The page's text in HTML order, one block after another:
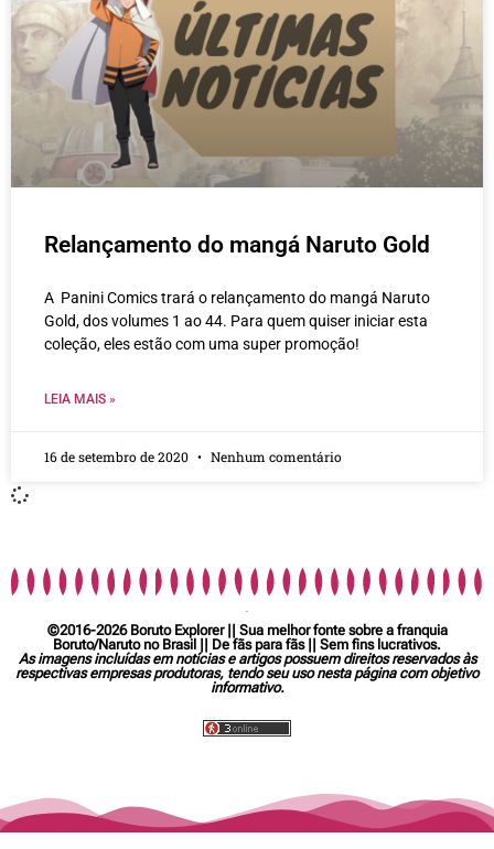
Relançamento do mangá Naruto Gold
A Panini Comics trará o relançamento do mangá Naruto
Gold, dos volumes 1 ao 44. Para quem quiser iniciar esta
coleção, eles estão com uma super promoção!
LEIA MAIS »
16 de setembro de 2020 Nenhum comentário
©2016-2026 Boruto Explorer || Sua melhor fonte sobre a franquia
Boruto/Naruto no Brasil || De fãs para fãs || Sem fins lucrativos.
As imagens incluídas em notícias e artigos possuem direitos reservados às
respectivas empresas produtoras, tendo seu uso nesta página com objetivo
informativo.